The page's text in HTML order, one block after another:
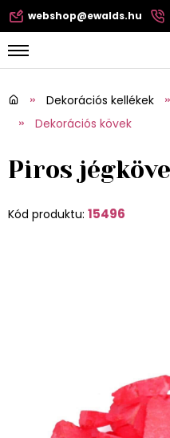
webshop@ewalds.hu
Dekorációs kellékek
Dekorációs kövek
Piros
Kód produktu: 15496